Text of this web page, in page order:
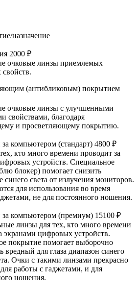
назначение
2000 ₽
очковые линзы приемлемых
свойств.
(антибликовым) покрытием
очковые линзы с улучшенными
свойствами, благодаря
и просветляющему покрытию.
компьютером (стандарт) 4800 ₽
кто много времени проводит за
устройств. Специальное
блокер) помогает снизить
синего света от излучения мониторов.
для использования во время
не для постоянного ношения.
за компьютером (премиум) 15100 ₽
линзы для тех, кто много времени
экранами цифровых устройств.
покрытие помогает выборочно
вредный для глаза диапазон синего
Очки с такими линзами прекрасно
работы с гаджетами, и для
ношения.